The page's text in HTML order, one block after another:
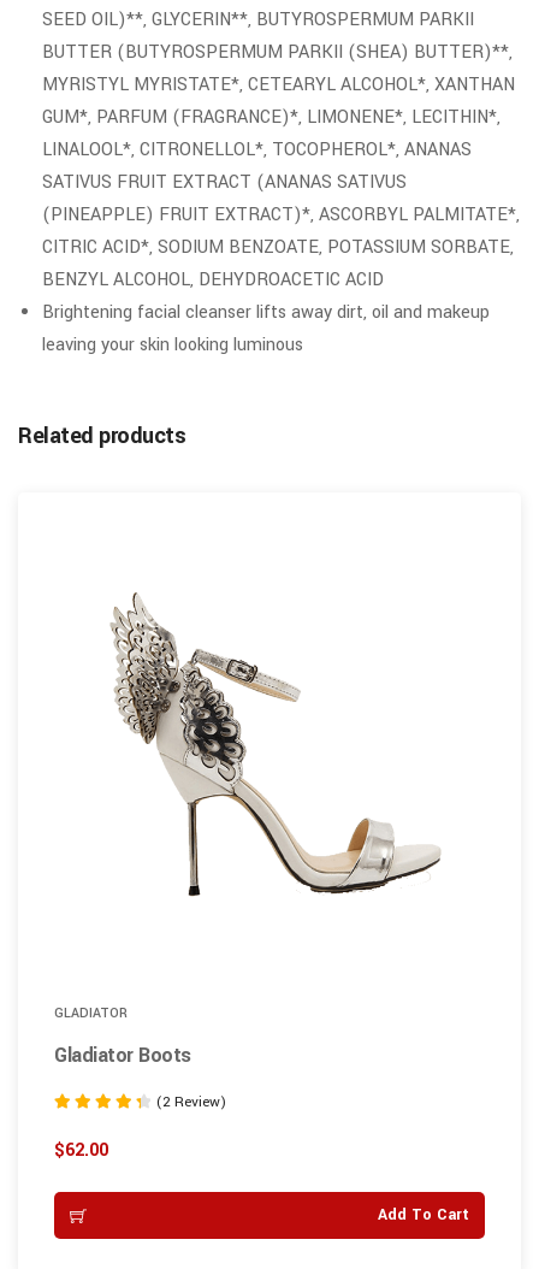
SEED OIL)**, GLYCERIN**, BUTYROSPERMUM PARKII
BUTTER (BUTYROSPERMUM PARKII (SHEA) BUTTER)**,
MYRISTYL MYRISTATE*, CETEARYL ALCOHOL*, XANTHAN
GUM*, PARFUM (FRAGRANCE)*, LIMONENE*, LECITHIN*,
LINALOOL*, CITRONELLOL*, TOCOPHEROL*, ANANAS
SATIVUS FRUIT EXTRACT (ANANAS SATIVUS
(PINEAPPLE) FRUIT EXTRACT)*, ASCORBYL PALMITATE*,
CITRIC ACID*, SODIUM BENZOATE, POTASSIUM SORBATE,
BENZYL ALCOHOL, DEHYDROACETIC ACID
Brightening facial cleanser lifts away dirt, oil and makeup
leaving your skin looking luminous
Related products
GLADIATOR
Gladiator Boots
4.50
out of 5
(2 Review)
$62.00
Add To Cart